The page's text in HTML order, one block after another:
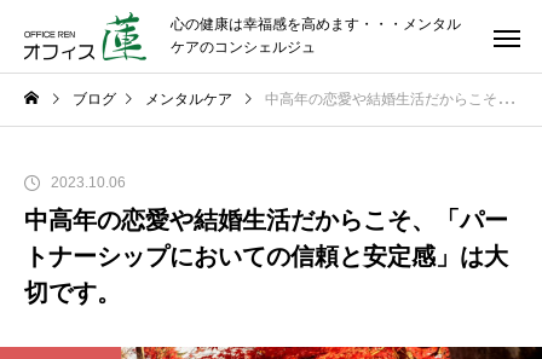
心の健康は幸福感を高めます・・・メンタル
ケアのコンシェルジュ
ブログ メンタルケア 中高年の恋愛や結婚生活だからこそ、「パートナーシップにおいての信頼と安定感」は大切です。
2023.10.06
中高年の恋愛や結婚生活だからこそ、「パー
トナーシップにおいての信頼と安定感」は大
切です。